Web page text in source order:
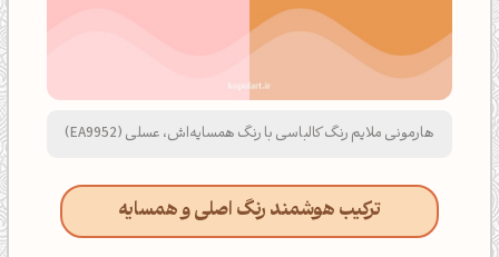
هارمونی ملایم رنگ کالباسی با رنگ همسایه‌اش، عسلی (EA9952)
ترکیب هوشمند رنگ اصلی و همسایه